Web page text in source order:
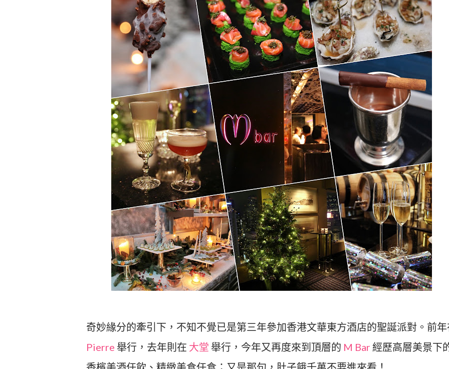
奇妙緣分的牽引下，不知不覺已是第三年參加香港文華東方酒店的聖誕派對。前
Pierre 舉行，去年則在 大堂 舉行，今年又再度來到頂層的 M Bar 經歷高層美景下